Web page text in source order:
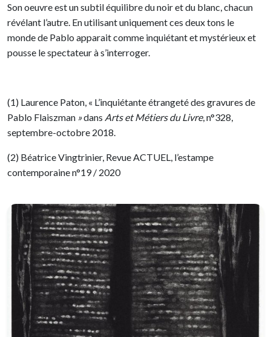
Son oeuvre est un subtil équilibre du noir et du blanc, chacun
révélant l’autre. En utilisant uniquement ces deux tons le
monde de Pablo apparait comme inquiétant et mystérieux et
pousse le spectateur à s’interroger.
(1) Laurence Paton, « L’inquiétante étrangeté des gravures de
Pablo Flaiszman »dans Arts et Métiers du Livre, n°328,
septembre-octobre 2018.
(2) Béatrice Vingtrinier, Revue ACTUEL, l’estampe
contemporaine n°19 / 2020